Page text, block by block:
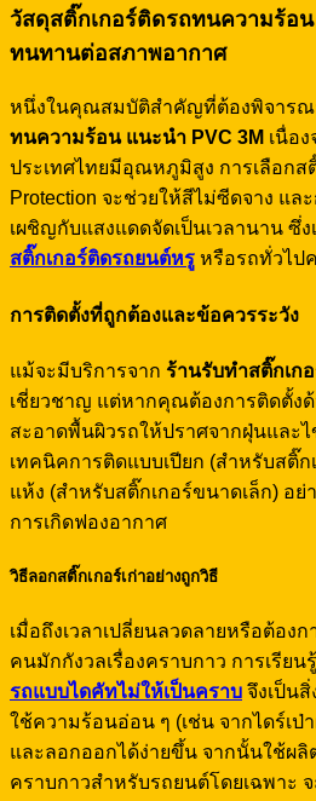
วัสดุสติ๊กเกอร์ติดรถทนความร้อน
ทนทานต่อสภาพอากาศ
หนึ่งในคุณสมบัติสำคัญที่ต้องพิจารณ
ทนความร้อน แนะนำ PVC 3M เนื่อ
ประเทศไทยมีอุณหภูมิสูง การเลือกส
Protection จะช่วยให้สีไม่ซีดจาง แล
เผชิญกับแสงแดดจัดเป็นเวลานาน
สติ๊กเกอร์ติดรถยนต์หรู หรือรถทั่วไป
การติดตั้งที่ถูกต้องและข้อควรระวัง
แม้จะมีบริการจาก ร้านรับทำสติ๊กเก
เชี่ยวชาญ แต่หากคุณต้องการติดตั้งด้
สะอาดพื้นผิวรถให้ปราศจากฝุ่นและ
เทคนิคการติดแบบเปียก (สำหรับสติ๊
แห้ง (สำหรับสติ๊กเกอร์ขนาดเล็ก) อย่
การเกิดฟองอากาศ
วิธีลอกสติ๊กเกอร์เก่าอย่างถูกวิธี
เมื่อถึงเวลาเปลี่ยนลวดลายหรือต้อง
คนมักกังวลเรื่องคราบกาว การเรียนรู้
รถแบบไดคัทไม่ให้เป็นคราบ จึงเป็น
ใช้ความร้อนอ่อน ๆ (เช่น จากไดร์เป่
และลอกออกได้ง่ายขึ้น จากนั้นใช้ผ
คราบกาวสำหรับรถยนต์โดยเฉพาะ